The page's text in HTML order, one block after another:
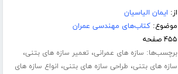
از: ایمان الیاسیان
موضوع:کتاب‌های مهندسی عمران
۴۵۵ صفحه
برچسب‌ها: سازه های عمرانی، تعمیر سازه های بتنی،
سازه های بتنی، طراحی سازه های بتنی، انواع سازه های